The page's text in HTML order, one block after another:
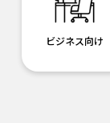
ビジネス向け